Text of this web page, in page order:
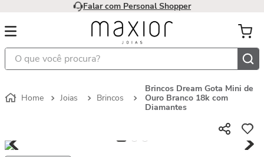
Falar com Personal Shopper
O que você procura?
Joias Brincos
Brincos Dream Gota Mini de
Ouro Branco 18k com
Diamantes